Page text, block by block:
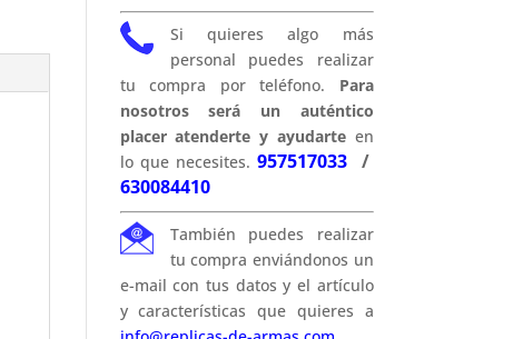
Si quieres algo más
personal puedes realizar
tu compra por teléfono. Para
nosotros será un auténtico
placer atenderte y ayudarteen
lo que necesites.957517033 /
630084410
También puedes realizar
tu compra enviándonos un
e-mail con tus datos y el artículo
y características que quieres a